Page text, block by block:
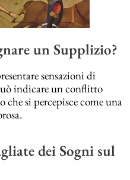
un Supplizio?
sensazioni di
indicare un conflitto
si percepisce come una
dei Sogni sul